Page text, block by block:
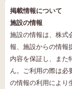
掲載情報について
施設の情報
施設の情報は、株式
報、施設からの情報
内容を保証し、また
ん。ご利用の際は必
の情報の利用により